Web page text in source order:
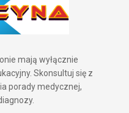
mają wyłącznie
Skonsultuj się z
porady medycznej,